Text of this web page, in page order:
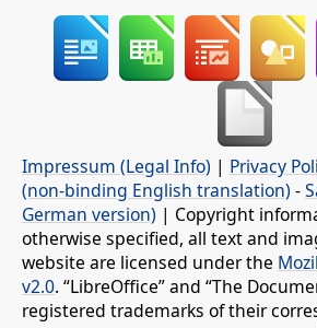
Impressum (Legal Info) | Privacy
(non-binding English translation) -
German version) | Copyright
otherwise specified, all text and
website are licensed under the
v2.0. “LibreOffice” and “The
registered trademarks of their